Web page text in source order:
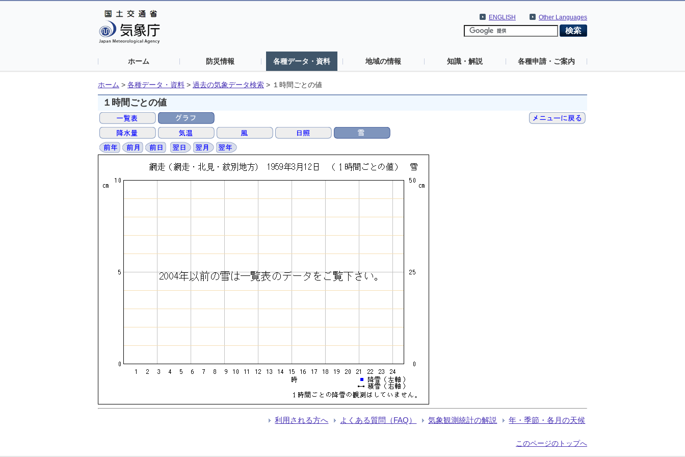
Other Languages
ENGLISH
ホーム 防災情報 各種データ・資料 地域の情報 知識・解説 各種申請・ご案内
ホーム > 各種データ・資料 > 過去の気象データ検索 > １時間ごとの値
１時間ごとの値
利用される方へ よくある質問（FAQ） 気象観測統計の解説 年・季節・各月の天候
このページのトップへ